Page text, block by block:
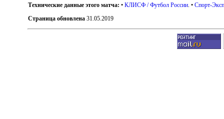
Технические данные этого матча: •КЛИСФ / Футбол России . •Спорт-
Страница обновлена 31.05.2019